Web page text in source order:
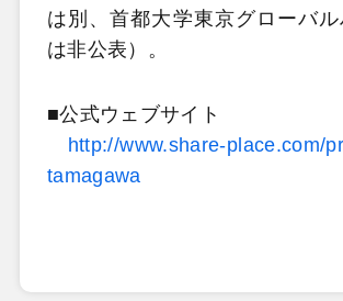
は別、首都大学東京グローバ
は非公表）。
■公式ウェブサイト
http://www.share-place.com/
tamagawa